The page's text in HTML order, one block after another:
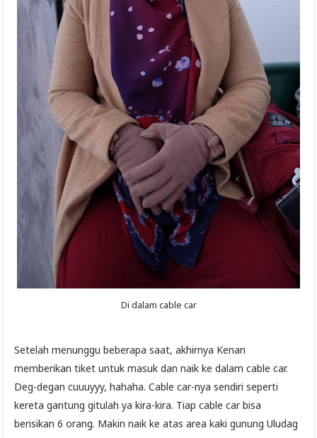
Di dalam cable car
Setelah menunggu beberapa saat, akhirnya Kenan
memberikan tiket untuk masuk dan naik ke dalam cable car.
Deg-degan cuuuyyy, hahaha. Cable car-nya sendiri seperti
kereta gantung gitulah ya kira-kira. Tiap cable car bisa
berisikan 6 orang. Makin naik ke atas area kaki gunung Uludag